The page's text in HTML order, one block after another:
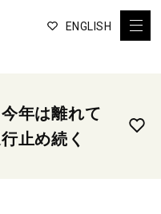
ENGLISH
年は離れて
止め続く